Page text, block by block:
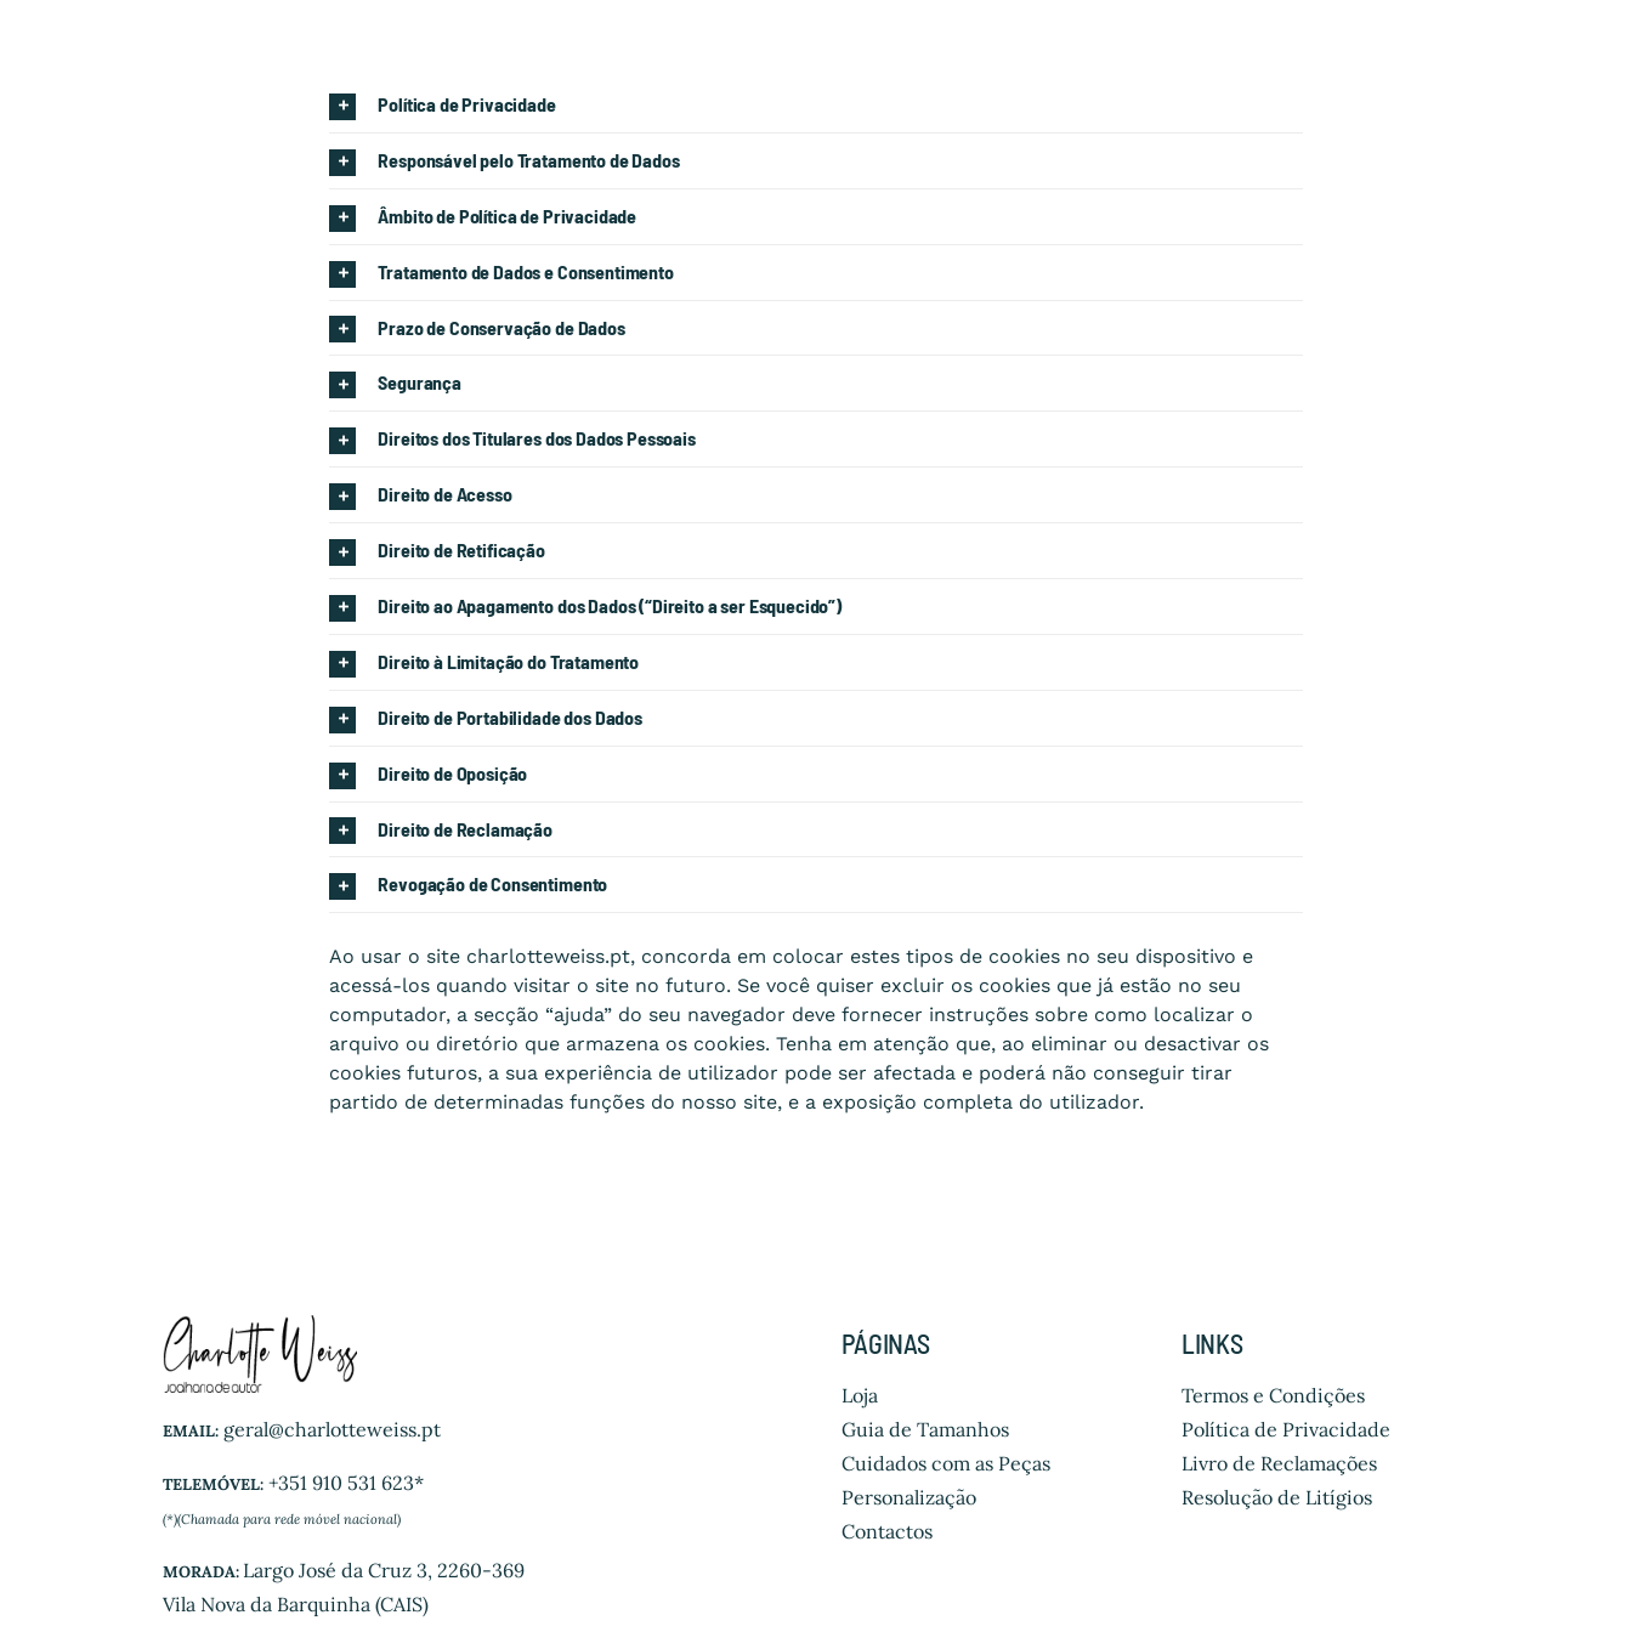
Política de Privacidade
Responsável pelo Tratamento de Dados
Âmbito de Política de Privacidade
Tratamento de Dados e Consentimento
Prazo de Conservação de Dados
Segurança
Direitos dos Titulares dos Dados Pessoais
Direito de Acesso
Direito de Retificação
Direito ao Apagamento dos Dados (“Direito a ser Esquecido”)
Direito à Limitação do Tratamento
Direito de Portabilidade dos Dados
Direito de Oposição
Direito de Reclamação
Revogação de Consentimento
Ao usar o site charlotteweiss.pt, concorda em colocar estes tipos de cookies no seu dispositivo e
acessá-los quando visitar o site no futuro. Se você quiser excluir os cookies que já estão no seu
computador, a secção “ajuda” do seu navegador deve fornecer instruções sobre como localizar o
arquivo ou diretório que armazena os cookies. Tenha em atenção que, ao eliminar ou desactivar os
cookies futuros, a sua experiência de utilizador pode ser afectada e poderá não conseguir tirar
partido de determinadas funções do nosso site, e a exposição completa do utilizador.
EMAIL: geral@charlotteweiss.pt
TELEMÓVEL: +351 910 531 623*
(*)(Chamada para rede móvel nacional)
MORADA: Largo José da Cruz 3, 2260-369
Vila Nova da Barquinha (CAIS)
PÁGINAS
Loja
Guia de Tamanhos
Cuidados com as Peças
Personalização
Contactos
LINKS
Termos e Condições
Política de Privacidade
Livro de Reclamações
Resolução de Litígios